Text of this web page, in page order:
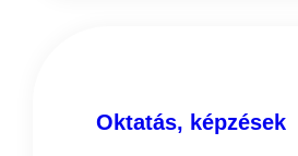
Oktatás, képzések